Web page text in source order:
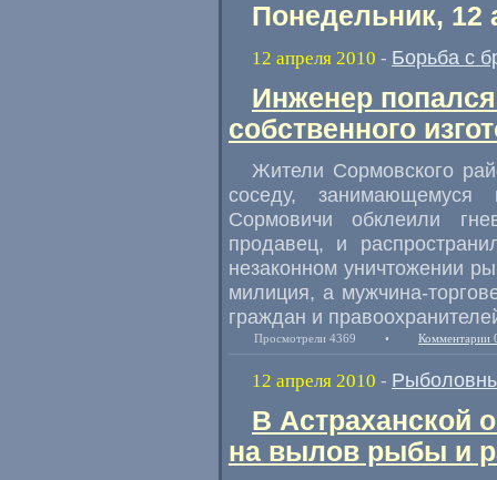
Понедельник, 12
12 апреля 2010 - Борьба с
Инженер
собственного
Жители Сормовского
соседу, занимающемуся
Сормовичи обклеили
продавец, и
незаконном уничтожении
милиция, а мужчина-
граждан и
Просмотрели 4369 • Комментарии
12 апреля 2010 -
В Астраханской
на вылов рыбы и